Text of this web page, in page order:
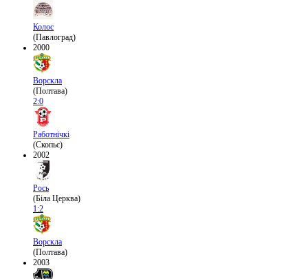
Колос
(Павлоград)
2000
Ворскла
(Полтава)
2:0
Работнічкі
(Скопьє)
2002
Рось
(Біла Церква)
1:2
Ворскла
(Полтава)
2003